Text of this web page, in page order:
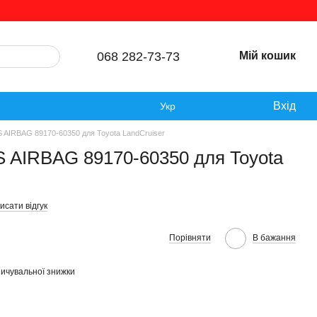
068 282-73-73 Мій кошик
Укр Вхід
AIRBAG 89170-60350 для Toyota LandCruiser
AIRBAG 89170-60350 для Toyota
відгук
Порівняти В бажання
знижки